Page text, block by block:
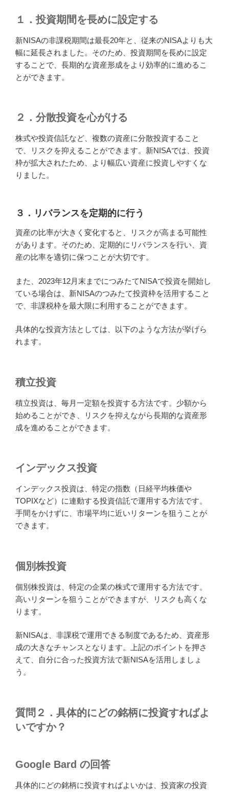
１．投資期間を長めに設定する
新NISAの非課税期間は最長20年と、従来のNISAよりも大
幅に延長されました。そのため、投資期間を長めに設定
することで、長期的な資産形成をより効率的に進めるこ
とができます。
２．分散投資を心がける
株式や投資信託など、複数の資産に分散投資すること
で、リスクを抑えることができます。新NISAでは、投資
枠が拡大されたため、より幅広い資産に投資しやすくな
りました。
３．リバランスを定期的に行う
資産の比率が大きく変化すると、リスクが高まる可能性
があります。そのため、定期的にリバランスを行い、資
産の比率を適切に保つことが大切です。
また、2023年12月末までにつみたてNISAで投資を開始し
ている場合は、新NISAのつみたて投資枠を活用すること
で、非課税枠を最大限に利用することができます。
具体的な投資方法としては、以下のような方法が挙げら
れます。
積立投資
積立投資は、毎月一定額を投資する方法です。少額から
始めることができ、リスクを抑えながら長期的な資産形
成を進めることができます。
インデックス投資
インデックス投資は、特定の指数（日経平均株価や
TOPIXなど）に連動する投資信託で運用する方法です。
手間をかけずに、市場平均に近いリターンを狙うことが
できます。
個別株投資
個別株投資は、特定の企業の株式で運用する方法です。
高いリターンを狙うことができますが、リスクも高くな
ります。
新NISAは、非課税で運用できる制度であるため、資産形
成の大きなチャンスとなります。上記のポイントを押さ
えて、自分に合った投資方法で新NISAを活用しましょ
う。
質問２．具体的にどの銘柄に投資すればよ
いですか？
Google Bard の回答
具体的にどの銘柄に投資すればよいかは、投資家の投資